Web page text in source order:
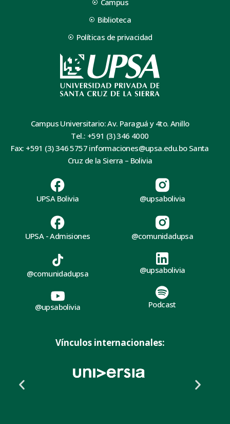
Campus
Biblioteca
Políticas de privacidad
Campus Universitario: Av. Paraguá y 4to. Anillo
Tel.: +591 (3) 346 4000
Fax: +591 (3) 346 5757 informaciones@upsa.edu.bo Santa
Cruz de la Sierra – Bolivia
UPSA Bolivia
UPSA - Admisiones
@upsabolivia
@comunidadupsa
@comunidadupsa
@upsabolivia
@upsabolivia
Podcast
Vínculos internacionales: